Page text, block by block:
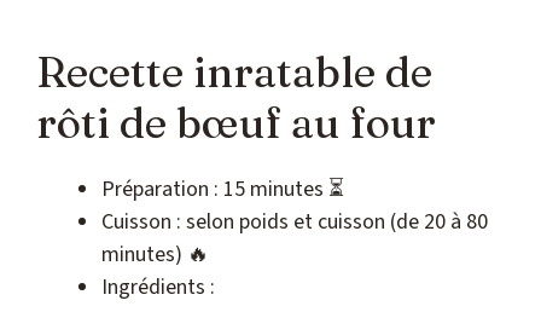
Recette inratable de
rôti de bœuf au four
Préparation : 15 minutes ⏳
Cuisson : selon poids et cuisson (de 20 à 80
minutes) 🔥
Ingrédients :